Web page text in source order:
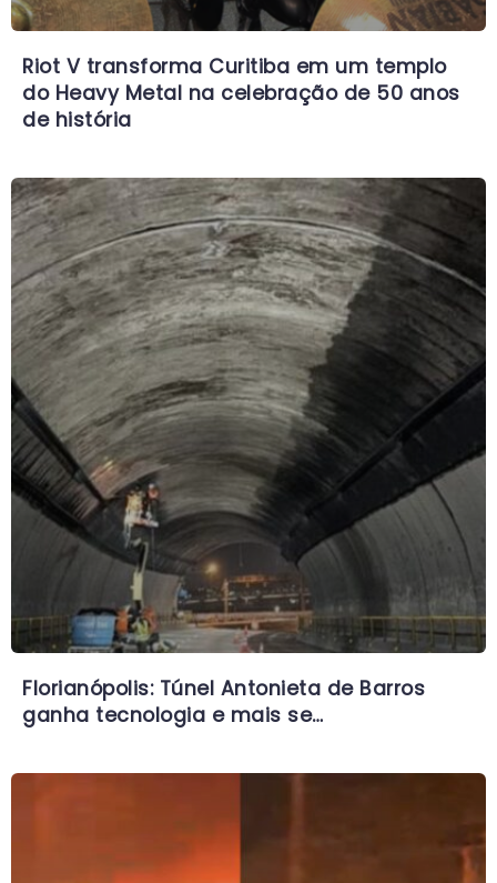
Riot V transforma Curitiba em um templo
do Heavy Metal na celebração de 50 anos
de história
Florianópolis: Túnel Antonieta de Barros
ganha tecnologia e mais se…